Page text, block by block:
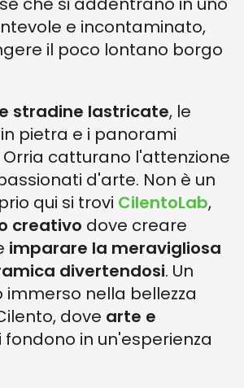
e incontaminato,
il poco lontano borgo
stradine lastricate, le
pietra e i panorami
catturano l'attenzione
d'arte. Non è un
qui si trovi CilentoLab,
creativo dove creare
imparare la meravigliosa
divertendosi. Un
nella bellezza
dove arte e
fondono in un'esperienza